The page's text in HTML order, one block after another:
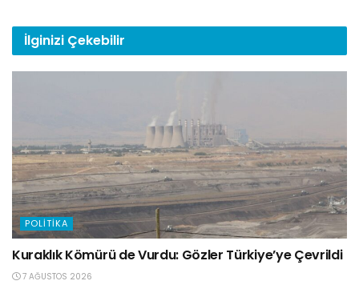
İlginizi Çekebilir
POLITIKA
Kuraklık Kömürü de Vurdu: Gözler Türkiye’ye Çevrildi
7 AĞUSTOS 2026